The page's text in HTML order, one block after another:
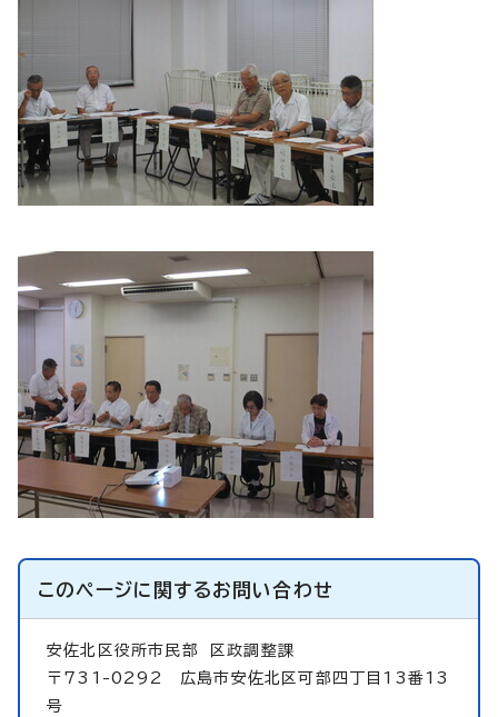
このページに関するお問い合わせ
安佐北区役所市民部
区政調整課
〒731-0292 広島市安佐北区可部四丁目13番13
号